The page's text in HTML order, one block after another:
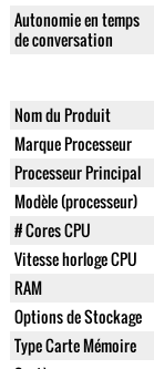
Autonomie en temps
de conversation
Nom du Produit
Marque Processeur
Processeur Principal
Modèle (processeur)
# Cores CPU
Vitesse horloge CPU
RAM
Options de Stockage
Type Carte Mémoire